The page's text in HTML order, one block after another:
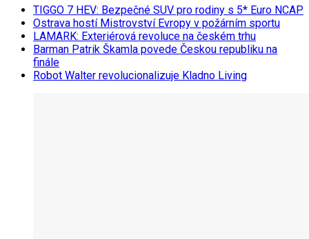
TIGGO 7 HEV: Bezpečné SUV pro rodiny s 5* Euro NCAP
Ostrava hostí Mistrovství Evropy v požárním sportu
LAMARK: Exteriérová revoluce na českém trhu
Barman Patrik Škamla povede Českou republiku na
finále
Robot Walter revolucionalizuje Kladno Living